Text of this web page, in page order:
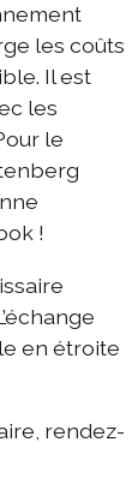
les coûts
Il est
les
le
!
en étroite
rendez-